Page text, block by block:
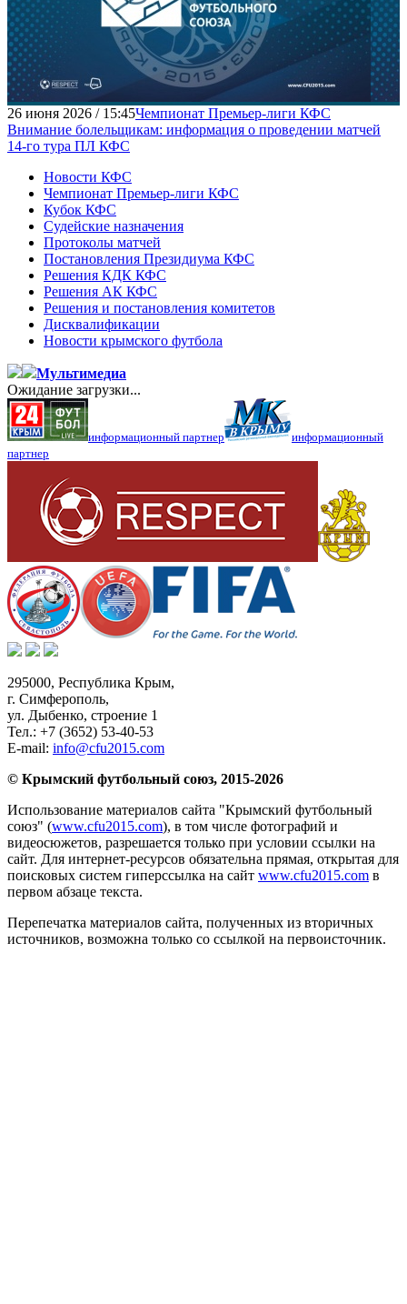
26 июня 2026 / 15:45Чемпионат Премьер-лиги КФС
Внимание болельщикам: информация о проведении матчей
14-го тура ПЛ КФС
Новости КФС
Чемпионат Премьер-лиги КФС
Кубок КФС
Судейские назначения
Протоколы матчей
Постановления Президиума КФС
Решения КДК КФС
Решения АК КФС
Решения и постановления комитетов
Дисквалификации
Новости крымского футбола
Мультимедиа
Ожидание загрузки...
информационный партнер
информационный
партнер
295000, Республика Крым,
г. Симферополь,
ул. Дыбенко, строение 1
Тел.: +7 (3652) 53-40-53
E-mail: info@cfu2015.com
© Крымский футбольный союз, 2015-2026
Использование материалов сайта "Крымский футбольный
союз" (www.cfu2015.com), в том числе фотографий и
видеосюжетов, разрешается только при условии ссылки на
сайт. Для интернет-ресурсов обязательна прямая, открытая для
поисковых систем гиперссылка на сайт www.cfu2015.com в
первом абзаце текста.
Перепечатка материалов сайта, полученных из вторичных
источников, возможна только со ссылкой на первоисточник.